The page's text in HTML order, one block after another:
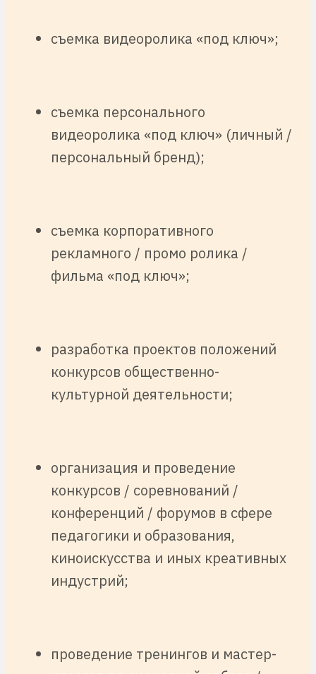
съемка видеоролика «под ключ»;
съемка персонального
видеоролика «под ключ» (личный /
персональный бренд);
съемка корпоративного
рекламного / промо ролика /
фильма «под ключ»;
разработка проектов положений
конкурсов общественно-
культурной деятельности;
организация и проведение
конкурсов / соревнований /
конференций / форумов в сфере
педагогики и образования,
киноискусства и иных креативных
индустрий;
проведение тренингов и мастер-